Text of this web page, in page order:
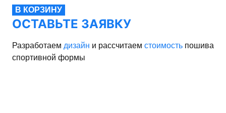
В КОРЗИНУ
ОСТАВЬТЕ ЗАЯВКУ
Разработаем дизайн и рассчитаем стоимость пошива
спортивной формы